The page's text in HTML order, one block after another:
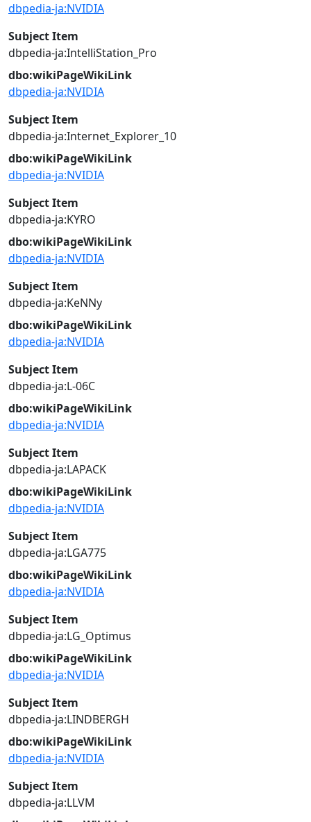
dbpedia-ja:NVIDIA
Subject Item
dbpedia-ja:IntelliStation_Pro
dbo:wikiPageWikiLink
dbpedia-ja:NVIDIA
Subject Item
dbpedia-ja:Internet_Explorer_10
dbo:wikiPageWikiLink
dbpedia-ja:NVIDIA
Subject Item
dbpedia-ja:KYRO
dbo:wikiPageWikiLink
dbpedia-ja:NVIDIA
Subject Item
dbpedia-ja:KeNNy
dbo:wikiPageWikiLink
dbpedia-ja:NVIDIA
Subject Item
dbpedia-ja:L-06C
dbo:wikiPageWikiLink
dbpedia-ja:NVIDIA
Subject Item
dbpedia-ja:LAPACK
dbo:wikiPageWikiLink
dbpedia-ja:NVIDIA
Subject Item
dbpedia-ja:LGA775
dbo:wikiPageWikiLink
dbpedia-ja:NVIDIA
Subject Item
dbpedia-ja:LG_Optimus
dbo:wikiPageWikiLink
dbpedia-ja:NVIDIA
Subject Item
dbpedia-ja:LINDBERGH
dbo:wikiPageWikiLink
dbpedia-ja:NVIDIA
Subject Item
dbpedia-ja:LLVM